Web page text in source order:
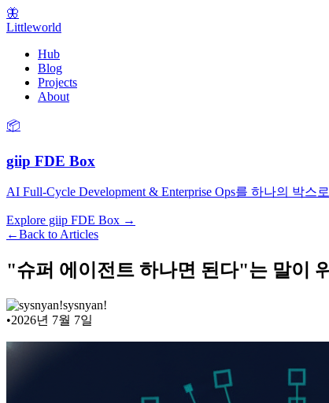
🦋
Littleworld
Hub
Blog
Projects
About
📦
giip FDE Box
AI Full-Cycle Development & Enterprise Ops를 하나의 박
Explore giip FDE Box →
←Back to Articles
"슈퍼 에이전트 하나면 된다"는 말이
sysnyan!
•2026년 7월 7일